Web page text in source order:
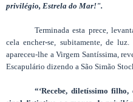
privilégio, Estrela do Mar!".
Terminada esta prece,
cela encher-se, subitamente, de
apareceu-lhe a Virgem Santíssima,
Escapulário dizendo a São Simão
“‘Recebe, diletíssimo